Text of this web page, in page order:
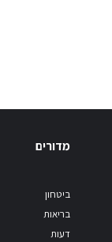
מדורים
ביטחון
בריאות
דעות